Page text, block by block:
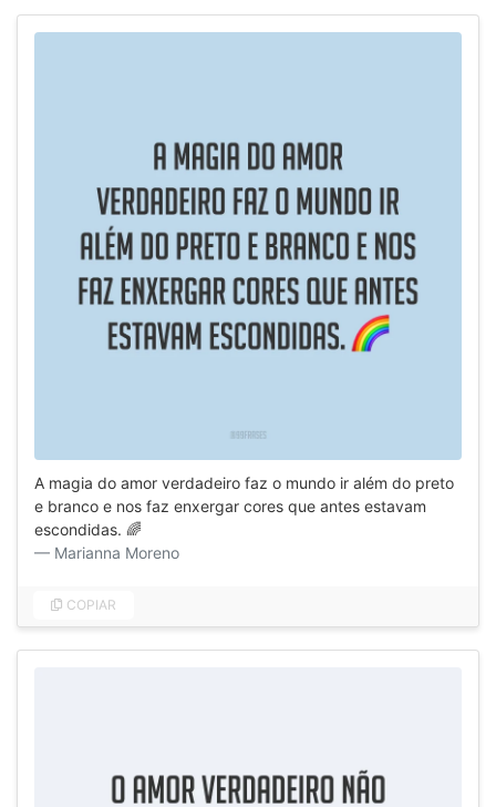
A magia do amor verdadeiro faz o mundo ir além do preto
e branco e nos faz enxergar cores que antes estavam
escondidas. 🌈
Marianna Moreno
COPIAR